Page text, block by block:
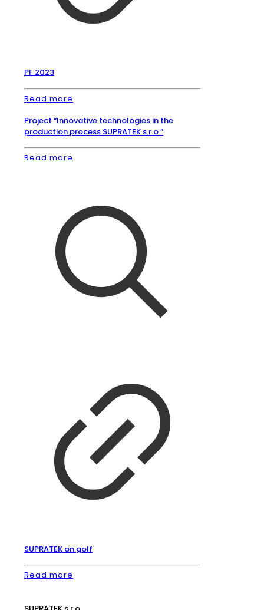
PF 2023
Read more
Project “Innovative technologies in the
production process SUPRATEK s.r.o.”
Read more
SUPRATEK on golf
Read more